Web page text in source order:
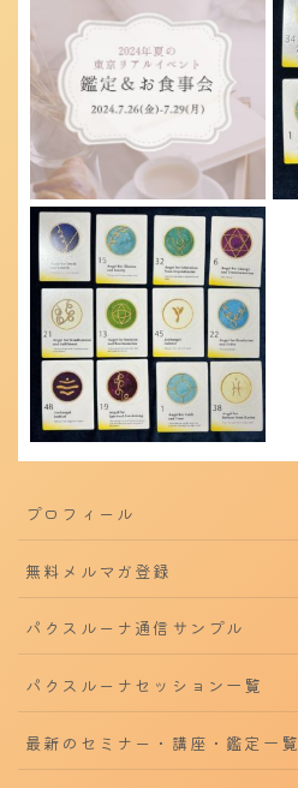
プロフィール
無料メルマガ登録
パクスルーナ通信サンプル
パクスルーナセッション一覧
最新のセミナー・講座・鑑定一覧